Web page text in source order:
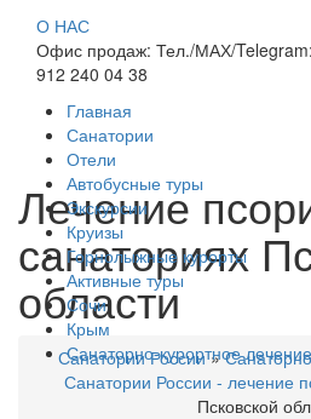
О НАС
Офис продаж: Тел./МАХ/
912 240 04 38
Главная
Санатории
Отели
Автобусные туры
Экскурсии
Круизы
Горнолыжные курорты
Активные туры
Сочи
Крым
Санаторно-курортное лечение
Лечение
санаториях
области
Санатории России»
Санатории России - лечение
Псковской